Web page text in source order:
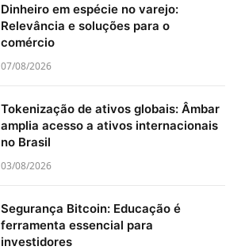
Dinheiro em espécie no varejo:
Relevância e soluções para o
comércio
07/08/2026
Tokenização de ativos globais: Âmbar
amplia acesso a ativos internacionais
no Brasil
03/08/2026
Segurança Bitcoin: Educação é
ferramenta essencial para
investidores